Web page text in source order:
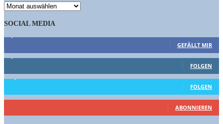
ARCHIV
SOCIAL MEDIA
GEFÄLLT MIR
1,662 Follower
FOLGEN
15,658 Follower
FOLGEN
461 Abonnenten
ABONNIEREN